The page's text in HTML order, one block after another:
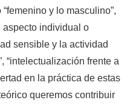
y lo masculino”,
aspecto individual o
sensible y la actividad
“intelectualización frente a
en la práctica de estas
queremos contribuir